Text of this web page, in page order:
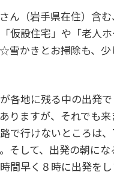
ん（岩手県在住）含
仮設住宅」や「老人
雪かきとお掃除も、少
各地に残る中の出発
りますが、それでも
で行けないところは
そして、出発の朝に
間早く８時に出発を